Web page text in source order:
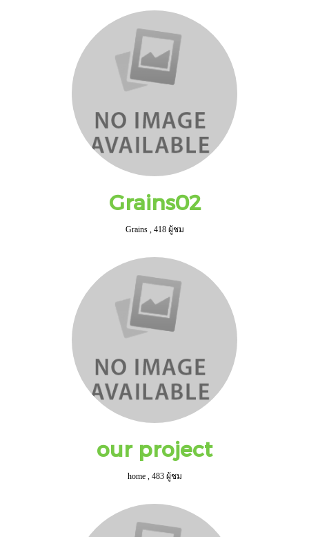
Grains02
Grains, 418 ผู้ชม
our project
home, 483 ผู้ชม